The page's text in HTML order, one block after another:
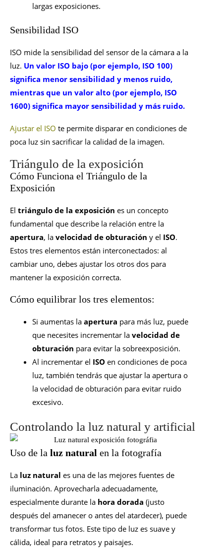
largas exposiciones.
Sensibilidad ISO
ISO mide la sensibilidad del sensor de la cámara a la
luz. Un valor ISO bajo (por ejemplo, ISO 100)
significa menor sensibilidad y menos ruido,
mientras que un valor alto (por ejemplo, ISO
1600) significa mayor sensibilidad y más ruido.
Ajustar el ISO te permite disparar en condiciones de
poca luz sin sacrificar la calidad de la imagen.
Triángulo de la exposición
Cómo Funciona el Triángulo de la
Exposición
El triángulo de la exposición es un concepto
fundamental que describe la relación entre la
apertura, la velocidad de obturación y el ISO.
Estos tres elementos están interconectados: al
cambiar uno, debes ajustar los otros dos para
mantener la exposición correcta.
Cómo equilibrar los tres elementos:
Si aumentas la apertura para más luz, puede
que necesites incrementar la velocidad de
obturación para evitar la sobreexposición.
Al incrementar el ISO en condiciones de poca
luz, también tendrás que ajustar la apertura o
la velocidad de obturación para evitar ruido
excesivo.
Controlando la luz natural y artificial
Uso de la luz natural en la fotografía
La luz natural es una de las mejores fuentes de
iluminación. Aprovecharla adecuadamente,
especialmente durante la hora dorada (justo
después del amanecer o antes del atardecer), puede
transformar tus fotos. Este tipo de luz es suave y
cálida, ideal para retratos y paisajes.